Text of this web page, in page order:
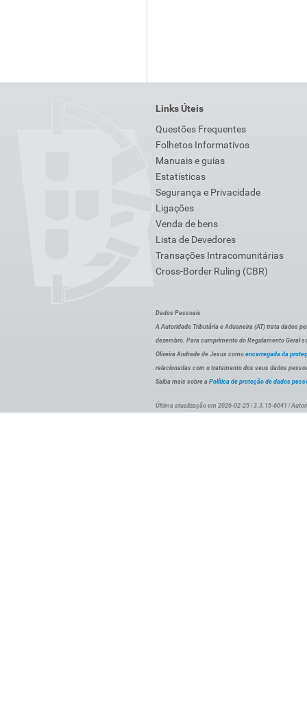
Links Úteis
Questões Frequentes
Folhetos Informativos
Manuais e guias
Estatísticas
Segurança e Privacidade
Ligações
Venda de bens
Lista de Devedores
Transações Intracomunitárias
Cross-Border Ruling (CBR)
Dados Pessoais
A Autoridade Tributária e Aduaneira (AT) trata dados
dezembro. Para cumprimento do Regulamento Geral
Oliveira Andrade de Jesus como encarregada da
relacionadas com o tratamento dos seus dados
Saiba mais sobre a Política de proteção de dados
Última atualização em 2026-02-25 | 3.3.15-6041 |